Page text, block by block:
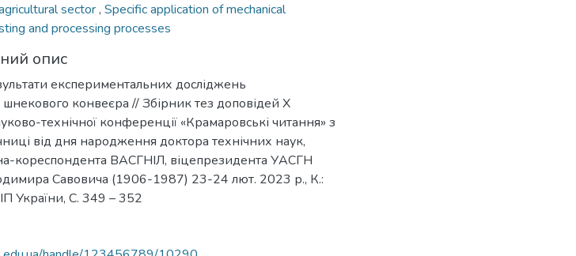
sector, Specific application of mechanical
and processing processes
опис
експериментальних досліджень
конвеєра // Збірник тез доповідей Х
технічної конференції «Крамаровські читання» з
від дня народження доктора технічних наук,
кореспондента ВАСГНІЛ, віцепрезидента УАСГН
Савовича (1906-1987) 23-24 лют. 2023 р., К.:
України, С. 349 – 352